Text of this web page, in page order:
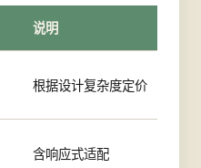
说明
根据设计复杂度定价
含响应式适配